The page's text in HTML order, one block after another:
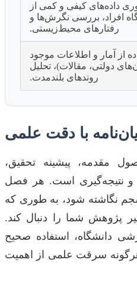
داده‌های کیفی و کمی از
افراد، بررسی نگرش‌ها و
رفتارهای محیط‌زیستی.
از آمار و اطلاعات موجود
دولتی، مقالات)، تحلیل
روندهای بلندمدت.
با دقت علمی
مقدمه، پیشینه تحقیق،
و نتیجه‌گیری است. هر فصل
نگاشته شود، به طوری که
پژوهش شما را دنبال کند.
دانشگاه، استفاده صحیح
سرقت علمی از اهمیت